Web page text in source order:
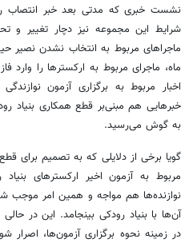
نشست خبری که مدتی بعد خبر انتصاب
شرایط این مجموعه نیز دچار تغییر و
ماجراهای مربوط به انتخاب نشدن نصیر
ماه، ماجرای مربوط به ارکسترها را وارد
اخبار مربوط به برگزاری آزمون
به گوش می‌رسید.
مربوط به آزمون اخیر ارکسترهای
نوازنده‌ها هم مواجه و همین امر موجب
آن‌ها با بنیاد رودکی بینجامد. این در
در زمینه نحوه برگزاری آزمون‌ها، اصرار